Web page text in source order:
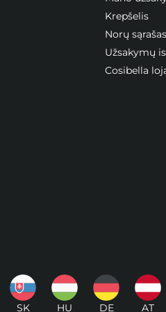
Krepšelis
Norų sąrašas
Užsakymų
Cosibella
SK HU DE AT